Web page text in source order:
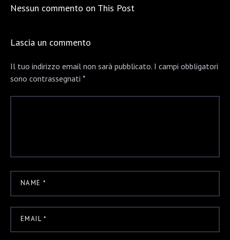
Nessun commento on This Post
Lascia un commento
Il tuo indirizzo email non sarà pubblicato. I campi obbligatori
sono contrassegnati *